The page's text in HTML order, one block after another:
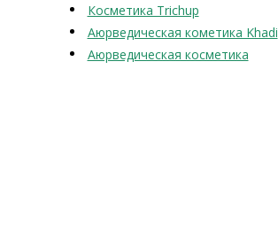
Косметика Trichup
Аюрведическая кометика Khadi
Аюрведическая косметика